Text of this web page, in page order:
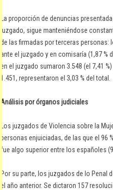
La proporción de denuncias
juzgado, sigue manteniéndose
de las firmadas por terceras
ante el juzgado y en comisaría (1,87
en el juzgado sumaron 3.548 (el 7,41
1.451, representaron el 3,03 % del total.
Análisis por órganos judiciales
Los juzgados de Violencia sobre la
personas enjuiciadas, de las que el 96
fue algo superior entre los españoles
Por su parte, los juzgados de lo Penal
el año anterior. Se dictaron 157